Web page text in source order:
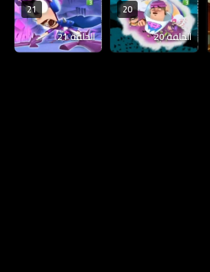
20
الحلقة 20
21
الحلقة 21